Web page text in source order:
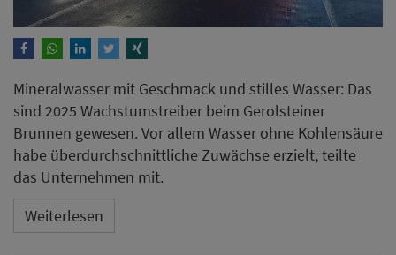
Mineralwasser mit Geschmack und stilles Wasser: Das
sind 2025 Wachstumstreiber beim Gerolsteiner
Brunnen gewesen. Vor allem Wasser ohne Kohlensäure
habe überdurchschnittliche Zuwächse erzielt, teilte
das Unternehmen mit.
Weiterlesen